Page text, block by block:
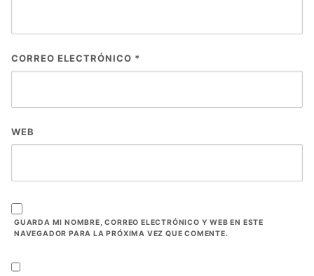
CORREO ELECTRÓNICO *
WEB
GUARDA MI NOMBRE, CORREO ELECTRÓNICO Y WEB EN ESTE
NAVEGADOR PARA LA PRÓXIMA VEZ QUE COMENTE.